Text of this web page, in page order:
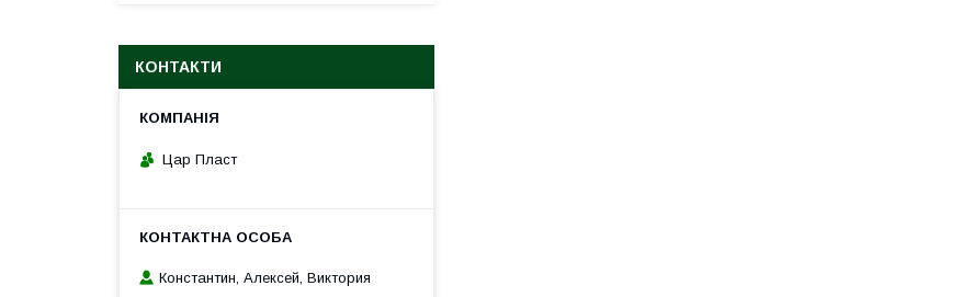
КОНТАКТИ
Цар Пласт
Константин, Алексей, Виктория